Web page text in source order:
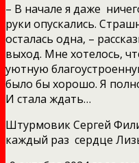
– В начале я даже
руки опускались.
осталась одна, –
выход. Мне хотелось,
уютную
было бы хорошо. Я
И стала ждать…
Штурмовик Сергей
каждый раз сердце